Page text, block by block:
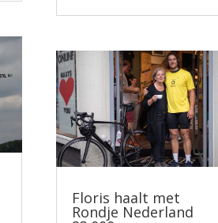
Floris haalt met
Rondje Nederland